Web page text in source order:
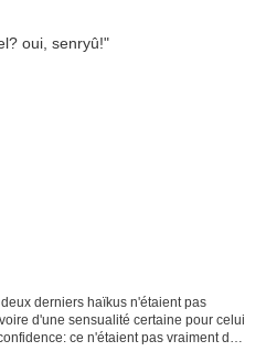
derniers haïkus n'étaient pas
d'une sensualité certaine pour celui
ce n'étaient pas vraiment des